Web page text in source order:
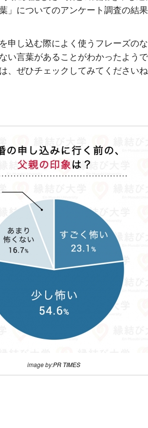
」についてのアンケート調査の結
申し込む際によく使うフレーズの
い言葉があることがわかったよう
、ぜひチェックしてみてくださいね
image by:PR TIMES